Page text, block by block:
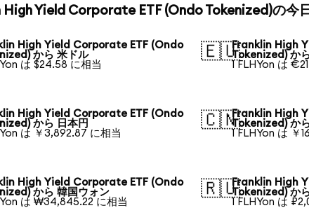
High Yield Corporate ETF (Ondo Tokenized)の今
High Yield Corporate ETF (Ondo
から 米ドル
は $24.58 に相当
🇪🇺Franklin High
Tokenized) か
1 FLHYon は
High Yield Corporate ETF (Ondo
から 日本円
は ￥3,892.87 に相当
🇨🇳Franklin High
Tokenized) か
1 FLHYon は ￥
High Yield Corporate ETF (Ondo
から 韓国ウォン
は ₩34,845.22 に相当
🇷🇺Franklin High
Tokenized) か
1 FLHYon は